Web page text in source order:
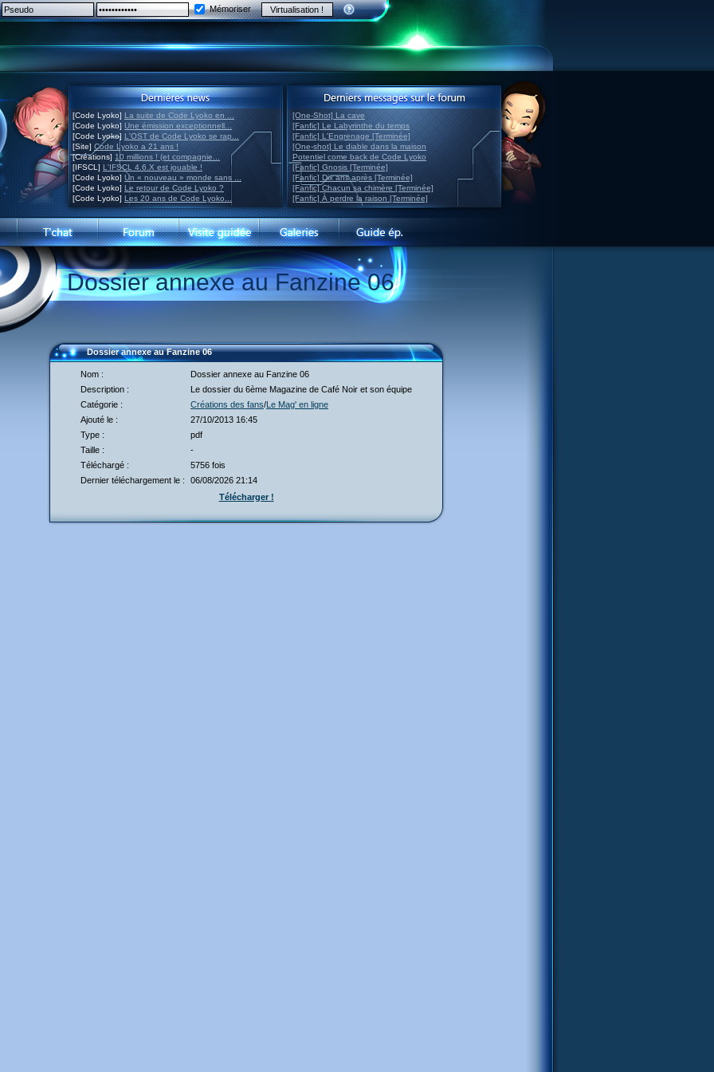
Mémoriser
[Code Lyoko] La suite de Code Lyoko en ...
[Code Lyoko] Une émission exceptionnell...
[Code Lyoko] L'OST de Code Lyoko se rap...
[Site] Code Lyoko a 21 ans !
[Créations] 10 millions ! (et compagnie...
[IFSCL] L'IFSCL 4.6.X est jouable !
[Code Lyoko] Un « nouveau » monde sans ...
[Code Lyoko] Le retour de Code Lyoko ?
[Code Lyoko] Les 20 ans de Code Lyoko...
[One-Shot] La cave
[Fanfic] Le Labyrinthe du temps
[Fanfic] L'Engrenage [Terminée]
[One-shot] Le diable dans la maison
Potentiel come back de Code Lyoko
[Fanfic] Gnosis [Terminée]
[Fanfic] Dix ans après [Terminée]
[Fanfic] Chacun sa chimère [Terminée]
[Fanfic] À perdre la raison [Terminée]
Dossier annexe au Fanzine 06
Dossier annexe au Fanzine 06
Nom :
Dossier annexe au Fanzine 06
Description :
Le dossier du 6ème Magazine de Café Noir et son équipe
Catégorie :
Créations des fans/Le Mag' en ligne
Ajouté le :
27/10/2013 16:45
Type :
pdf
Taille :
-
Téléchargé :
5756 fois
Dernier téléchargement le :
06/08/2026 21:14
Télécharger !